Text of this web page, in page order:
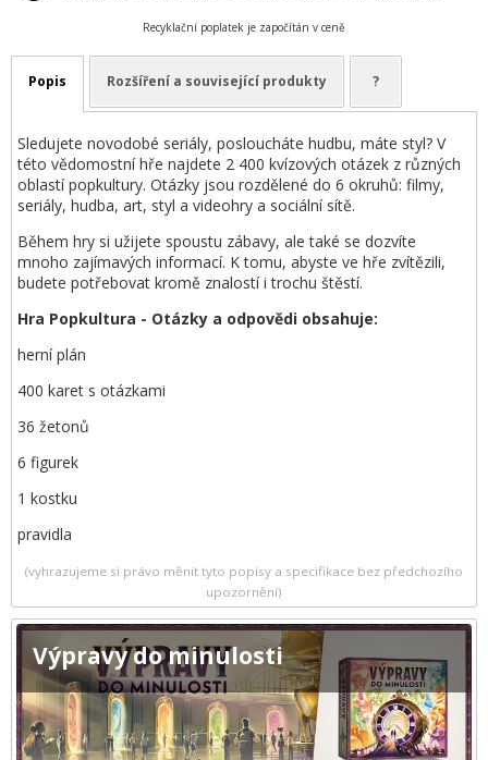
Recyklační poplatek je započítán v ceně
Popis Rozšíření a související produkty ?
Sledujete novodobé seriály, posloucháte hudbu, máte styl? V
této vědomostní hře najdete 2 400 kvízových otázek z různých
oblastí popkultury. Otázky jsou rozdělené do 6 okruhů: filmy,
seriály, hudba, art, styl a videohry a sociální sítě.
Během hry si užijete spoustu zábavy, ale také se dozvíte
mnoho zajímavých informací. K tomu, abyste ve hře zvítězili,
budete potřebovat kromě znalostí i trochu štěstí.
Hra Popkultura - Otázky a odpovědi obsahuje:
herní plán
400 karet s otázkami
36 žetonů
6 figurek
1 kostku
pravidla
(vyhrazujeme si právo měnit tyto popisy a specifikace bez předchozího
upozornění)
Výpravy do minulosti